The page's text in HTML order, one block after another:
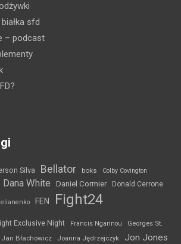
sfd
– podcast
Silva Bellator boks Colby Covington
Dana White Daniel Cormier Donald Cerrone
FEN Fight24
Exclusive Night Francis Ngannou
Georges St.
Jan Błachowicz Joanna Jędrzejczyk Jon Jones